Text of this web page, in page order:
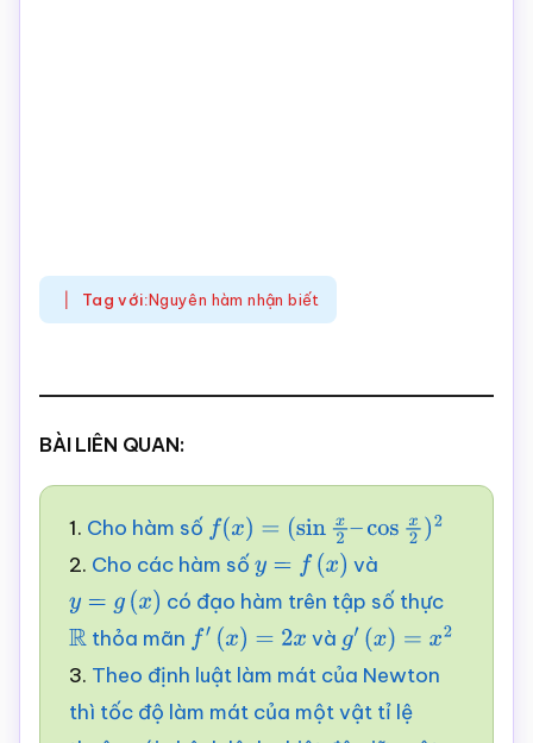
Tag với:Nguyên hàm nhận biết
BÀI LIÊN QUAN:
1. Cho hàm số f(x)= (sinx2–cosx2 )2
2. Cho các hàm số y =f( x )
và
y =g (x )
có đạo hàm trên tập số thực
Rthỏa mãn f′( x)= 2x và g′ (x)=x2
3. Theo định luật làm mát của Newton
thì tốc độ làm mát của một vật tỉ lệ